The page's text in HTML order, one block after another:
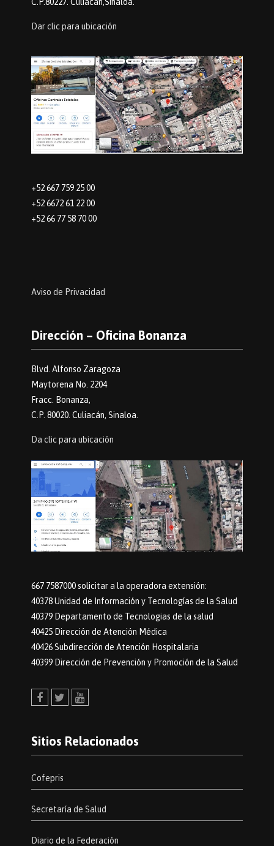
Dar clic para ubicación
+52 667 759 25 00
+52 6672 61 22 00
+52 66 77 58 70 00
Aviso de Privacidad
Dirección – Oficina Bonanza
Blvd. Alfonso Zaragoza
Maytorena No. 2204
Fracc. Bonanza,
C.P. 80020. Culiacán, Sinaloa.
Da clic para ubicación
667 7587000 solicitar a la operadora extensión:
40378 Unidad de Información y Tecnologías de la Salud
40379 Departamento de Tecnologias de la salud
40425 Dirección de Atención Médica
40426 Subdirección de Atención Hospitalaria
40399 Dirección de Prevención y Promoción de la Salud
Sitios Relacionados
Cofepris
Secretaría de Salud
Diario de la Federación